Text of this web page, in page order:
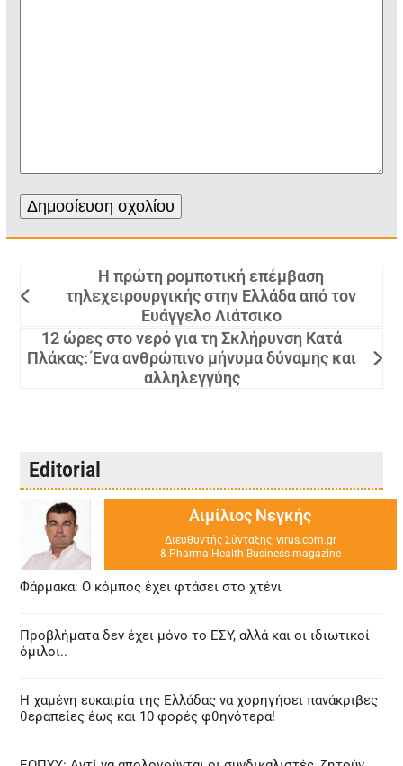
Η πρώτη ρομποτική επέμβαση
τηλεχειρουργικής στην Ελλάδα από τον
Ευάγγελο Λιάτσικο
12 ώρες στο νερό για τη Σκλήρυνση Κατά
Πλάκας: Ένα ανθρώπινο μήνυμα δύναμης και
αλληλεγγύης
Editorial
Αιμίλιος Νεγκής
Διευθυντής Σύνταξης, virus.com.gr
& Pharma Health Business magazine
Φάρμακα: Ο κόμπος έχει φτάσει στο χτένι
Προβλήματα δεν έχει μόνο το ΕΣΥ, αλλά και οι ιδιωτικοί
όμιλοι..
Η χαμένη ευκαιρία της Ελλάδας να χορηγήσει πανάκριβες
θεραπείες έως και 10 φορές φθηνότερα!